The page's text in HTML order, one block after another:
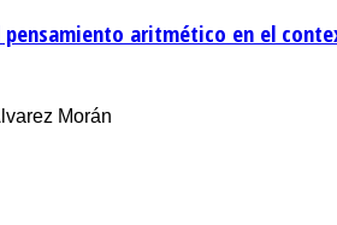
pensamiento aritmético en el
Morán